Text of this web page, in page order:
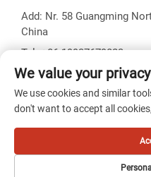
Add: Nr. 58 Guangming
China
Tel.:+86-19937679823
E-Mail: [email protected]
We value your privacy
We use cookies and similar
don't want to accept all